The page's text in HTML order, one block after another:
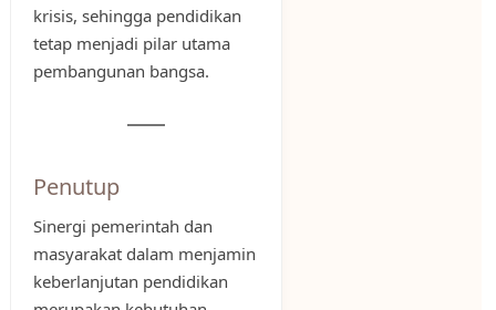
krisis, sehingga pendidikan
tetap menjadi pilar utama
pembangunan bangsa.
Penutup
Sinergi pemerintah dan
masyarakat dalam menjamin
keberlanjutan pendidikan